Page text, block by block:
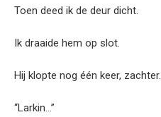
Toen deed ik de deur dicht.
Ik draaide hem op slot.
Hij klopte nog één keer, zachter.
“Larkin…”